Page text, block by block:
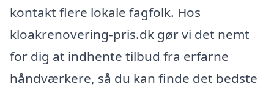
kontakt flere lokale fagfolk. Hos
kloakrenovering-pris.dk gør vi det nemt
for dig at indhente tilbud fra erfarne
håndværkere, så du kan finde det bedste